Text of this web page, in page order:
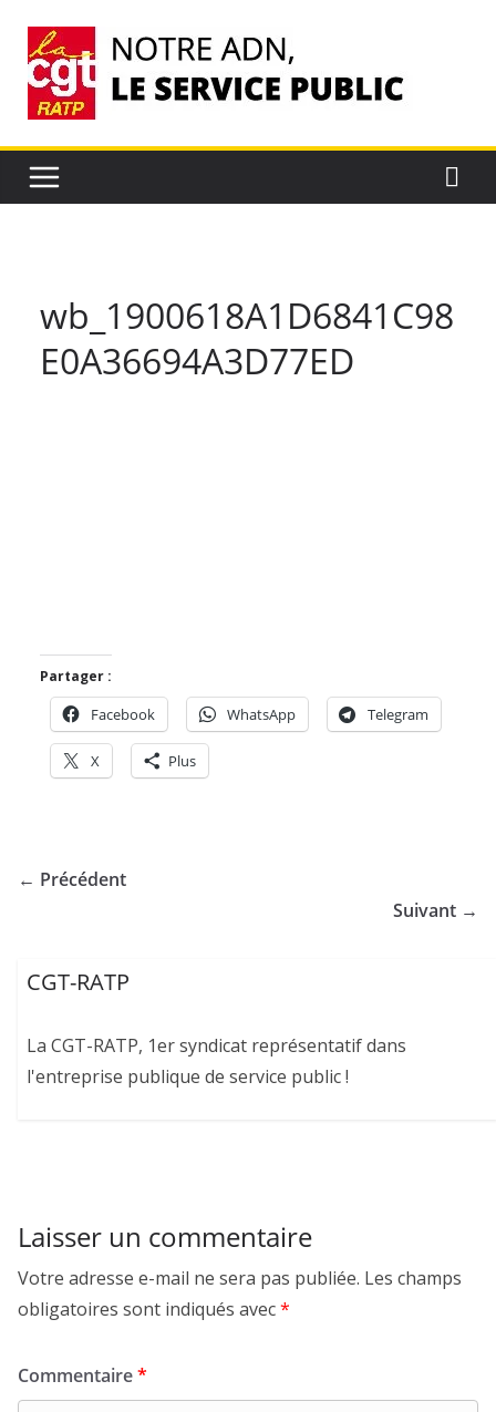
contenu
wb_1900618A1D6841C98
E0A36694A3D77ED
Partager :
Facebook WhatsApp Telegram
X Plus
← Précédent
Suivant →
CGT-RATP
La CGT-RATP, 1er syndicat représentatif dans
l'entreprise publique de service public !
Laisser un commentaire
Votre adresse e-mail ne sera pas publiée. Les champs
obligatoires sont indiqués avec*
Commentaire*